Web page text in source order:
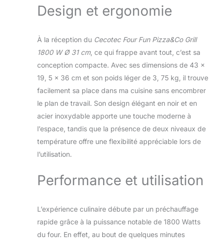
avec deux
plaques
180° qui apporte
une polyvalence
pizzas et des
etc. Elle atteint la
température
maximale de 220
°C au bout de 3
et possède un
thermostat réglable
avec 4 niveaux de
température. Le
pizzas. Il dispose
ranger le câble
d'alimentation et
est facile à nettoyer
Design et ergonomie
À la réception du Cecotec Four Fun Pizza&Co Grill
1800 W Ø 31 cm, ce qui frappe avant tout, c’est sa
conception compacte. Avec ses dimensions de 43 x
19, 5 x 36 cm et son poids léger de 3, 75 kg, il trouve
facilement sa place dans ma cuisine sans encombrer
le plan de travail. Son design élégant en noir et en
acier inoxydable apporte une touche moderne à
l’espace, tandis que la présence de deux niveaux de
température offre une flexibilité appréciable lors de
l’utilisation.
Performance et utilisation
L’expérience culinaire débute par un préchauffage
rapide grâce à la puissance notable de 1800 Watts
du four. En effet, au bout de quelques minutes